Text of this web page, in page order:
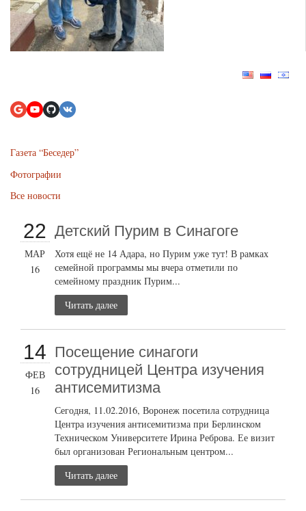
Газета “Беседер”
Фотографии
Все новости
22
МАР
16
Детский Пурим в Синагоге
Хотя ещё не 14 Адара, но Пурим уже тут! В рамках
семейной программы мы вчера отметили по
семейному праздник Пурим...
Читать далее
14
ФЕВ
16
Посещение синагоги
сотрудницей Центра изучения
антисемитизма
Сегодня, 11.02.2016, Воронеж посетила сотрудница
Центра изучения антисемитизма при Берлинском
Техническом Университете Ирина Реброва. Ее визит
был организован Региональным центром...
Читать далее